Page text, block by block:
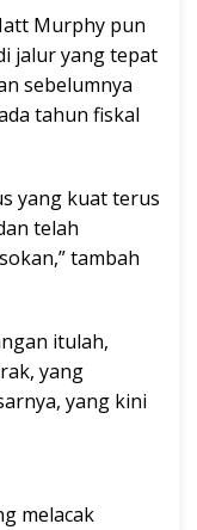
Murphy pun
jalur yang tepat
sebelumnya
tahun fiskal
yang kuat terus
telah
tambah
itulah,
yang
yang kini
melacak